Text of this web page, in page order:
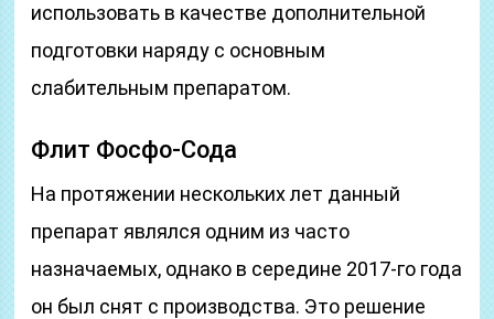
использовать в качестве дополнительной
подготовки наряду с основным
слабительным препаратом.
Флит Фосфо-Сода
На протяжении нескольких лет данный
препарат являлся одним из часто
назначаемых, однако в середине 2017-го года
он был снят с производства. Это решение